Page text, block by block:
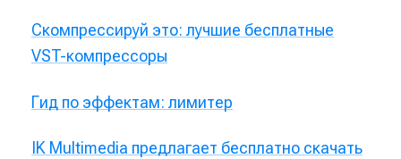
Скомпрессируй это: лучшие бесплатные
VST-компрессоры
Гид по эффектам: лимитер
IK Multimedia предлагает бесплатно скачать